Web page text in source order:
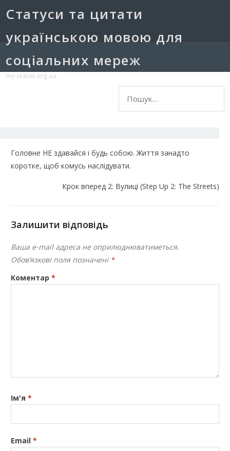
Cтатуси та цитати
українською мовою для
соціальних мереж
my-status.org.ua
Головне НЕ здавайся і будь собою. Життя занадто
коротке, щоб комусь наслідувати.
Крок вперед 2: Вулиці (Step Up 2: The Streets)
Залишити відповідь
Ваша e-mail адреса не оприлюднюватиметься.
Обов’язкові поля позначені *
Коментар*
Ім'я*
Email*